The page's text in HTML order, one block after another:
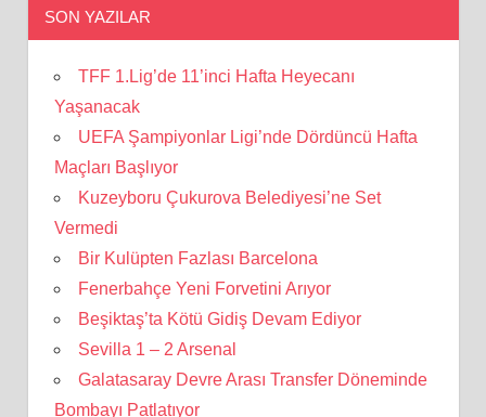
SON YAZILAR
TFF 1.Lig’de 11’inci Hafta Heyecanı
Yaşanacak
UEFA Şampiyonlar Ligi’nde Dördüncü Hafta
Maçları Başlıyor
Kuzeyboru Çukurova Belediyesi’ne Set
Vermedi
Bir Kulüpten Fazlası Barcelona
Fenerbahçe Yeni Forvetini Arıyor
Beşiktaş’ta Kötü Gidiş Devam Ediyor
Sevilla 1 – 2 Arsenal
Galatasaray Devre Arası Transfer Döneminde
Bombayı Patlatıyor